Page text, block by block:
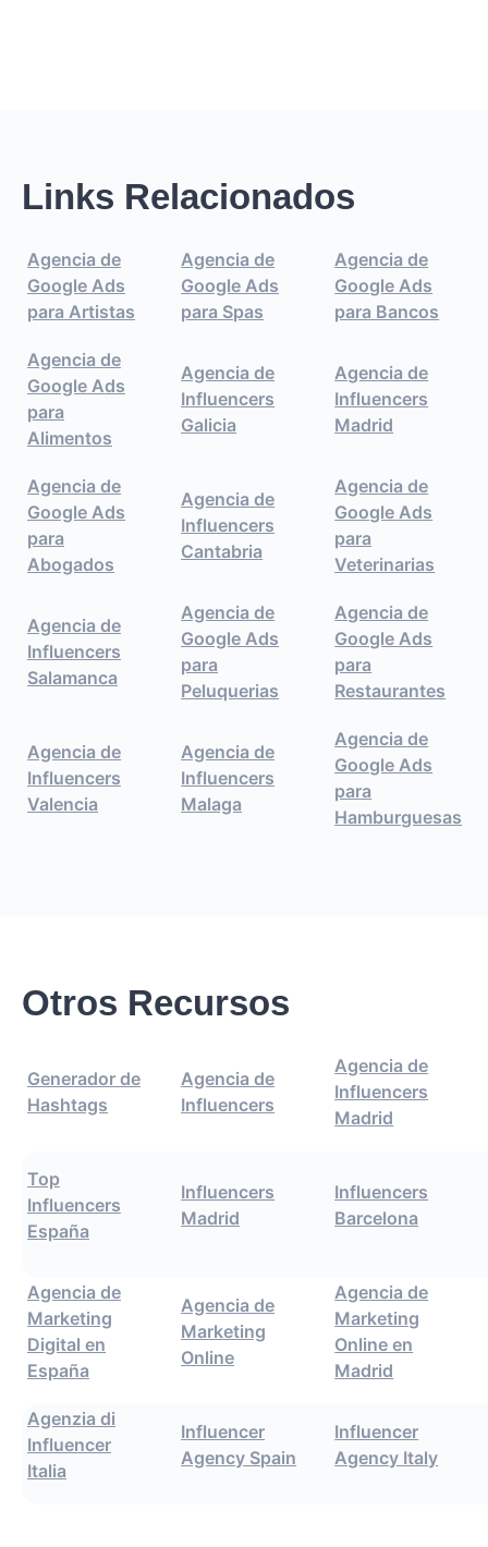
Links Relacionados
Agencia de
Google Ads
para Artistas
Agencia de
Google Ads
para Spas
Agencia de
Google Ads
para Bancos
Agencia de
Google Ads
para
Alimentos
Agencia de
Influencers
Galicia
Agencia de
Influencers
Madrid
Agencia de
Google Ads
para
Abogados
Agencia de
Influencers
Cantabria
Agencia de
Google Ads
para
Veterinarias
Agencia de
Influencers
Salamanca
Agencia de
Google Ads
para
Peluquerias
Agencia de
Google Ads
para
Restaurantes
Agencia de
Influencers
Valencia
Agencia de
Influencers
Malaga
Agencia de
Google Ads
para
Hamburguesas
Otros Recursos
Generador de
Hashtags
Agencia de
Influencers
Agencia de
Influencers
Madrid
Top
Influencers
España
Influencers
Madrid
Influencers
Barcelona
Agencia de
Marketing
Digital en
España
Agencia de
Marketing
Online
Agencia de
Marketing
Online en
Madrid
Agenzia di
Influencer
Italia
Influencer
Agency Spain
Influencer
Agency Italy